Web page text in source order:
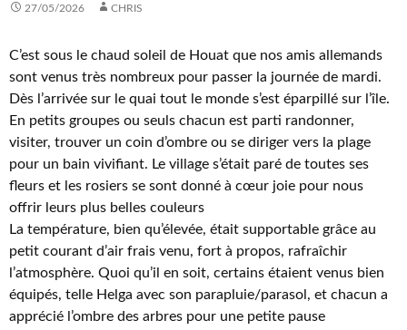
27/05/2026 CHRIS
C’est sous le chaud soleil de Houat que nos amis allemands
sont venus très nombreux pour passer la journée de mardi.
Dès l’arrivée sur le quai tout le monde s’est éparpillé sur l’île.
En petits groupes ou seuls chacun est parti randonner,
visiter, trouver un coin d’ombre ou se diriger vers la plage
pour un bain vivifiant. Le village s’était paré de toutes ses
fleurs et les rosiers se sont donné à cœur joie pour nous
offrir leurs plus belles couleurs
La température, bien qu’élevée, était supportable grâce au
petit courant d’air frais venu, fort à propos, rafraîchir
l’atmosphère. Quoi qu’il en soit, certains étaient venus bien
équipés, telle Helga avec son parapluie/parasol, et chacun a
apprécié l’ombre des arbres pour une petite pause